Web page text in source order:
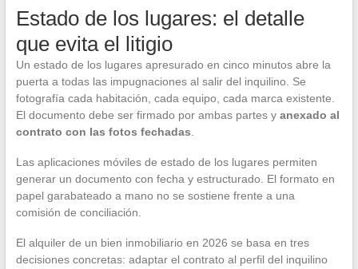
Estado de los lugares: el detalle
que evita el litigio
Un estado de los lugares apresurado en cinco minutos abre la
puerta a todas las impugnaciones al salir del inquilino. Se
fotografía cada habitación, cada equipo, cada marca existente.
El documento debe ser firmado por ambas partes y anexado al
contrato con las fotos fechadas.
Las aplicaciones móviles de estado de los lugares permiten
generar un documento con fecha y estructurado. El formato en
papel garabateado a mano no se sostiene frente a una
comisión de conciliación.
El alquiler de un bien inmobiliario en 2026 se basa en tres
decisiones concretas: adaptar el contrato al perfil del inquilino